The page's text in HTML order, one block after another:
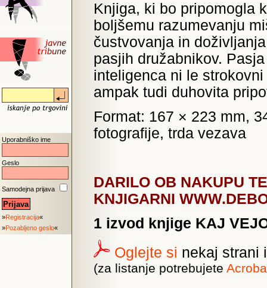
Uporabniško ime
Geslo
Samodejna prijava
»Registracija«
»Pozabljeno geslo«
Knjiga, ki bo pripomogla
boljšemu razumevanju
čustvovanja in
pasjih družabnikov. Pasja
inteligenca ni le
ampak tudi duhovita
Format: 167 × 223 mm,
fotografije, trda vezava
DARILO OB NAKUPU
KNJIGARNI
1 izvod knjige KAJ
Oglejte si nekaj strani
(za listanje potrebujete